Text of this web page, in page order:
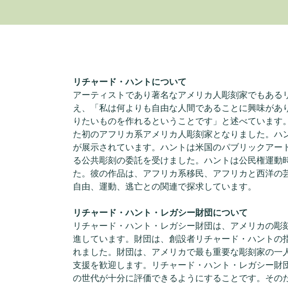
リチャード・ハントについて
アーティストであり著名なアメリカ人彫刻家でもあ
え、「私は何よりも自由な人間であることに興味が
りたいものを作れるということです」と述べていま
た初のアフリカ系アメリカ人彫刻家となりました。
が展示されています。ハントは米国のパブリックア
る公共彫刻の委託を受けました。ハントは公民権運
た。彼の作品は、アフリカ系移民、アフリカと西洋の
自由、運動、逃亡との関連で探求しています。
リチャード・ハント・レガシー財団について
リチャード・ハント・レガシー財団は、アメリカの
進しています。財団は、創設者リチャード・ハント
れました。財団は、アメリカで最も重要な彫刻家の
支援を歓迎します。リチャード・ハント・レガシー
の世代が十分に評価できるようにすることです。そ